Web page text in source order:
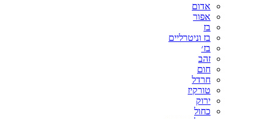
אדום
אפור
בז
בז וניטרליים
בז׳
זהב
חום
חרדל
טורקיז
ירוק
כחול